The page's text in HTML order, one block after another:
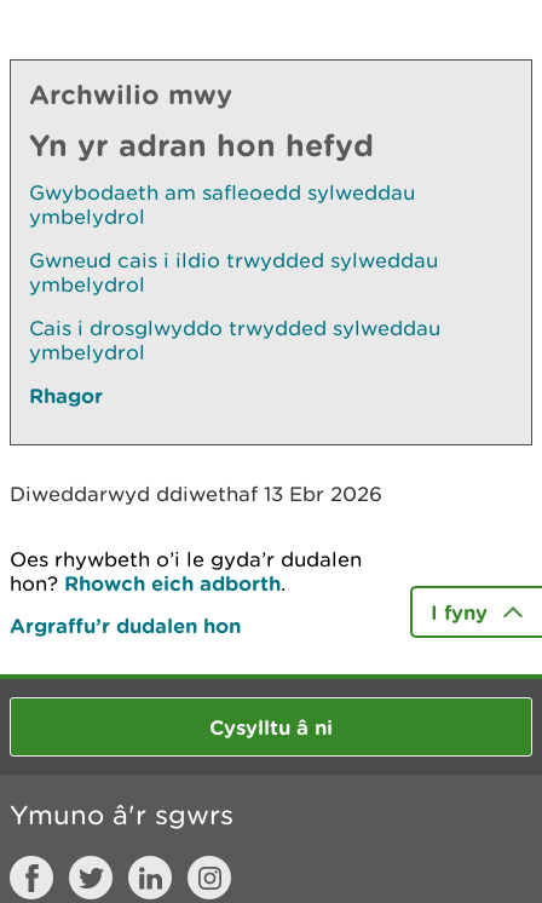
Archwilio mwy
Yn yr adran hon hefyd
Gwybodaeth am safleoedd sylweddau
ymbelydrol
Gwneud cais i ildio trwydded sylweddau
ymbelydrol
Cais i drosglwyddo trwydded sylweddau
ymbelydrol
Rhagor
Diweddarwyd ddiwethaf 13 Ebr 2026
Oes rhywbeth o’i le gyda’r dudalen
hon? Rhowch eich adborth.
Argraffu’r dudalen hon
I fyny
Cysylltu â ni
Ymuno â'r sgwrs